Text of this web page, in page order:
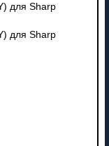
для Sharp
для Sharp